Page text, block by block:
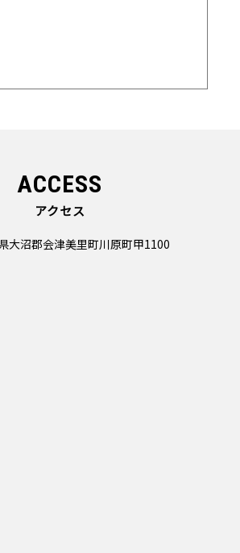
ACCESS
アクセス
大沼郡会津美里町川原町甲1100